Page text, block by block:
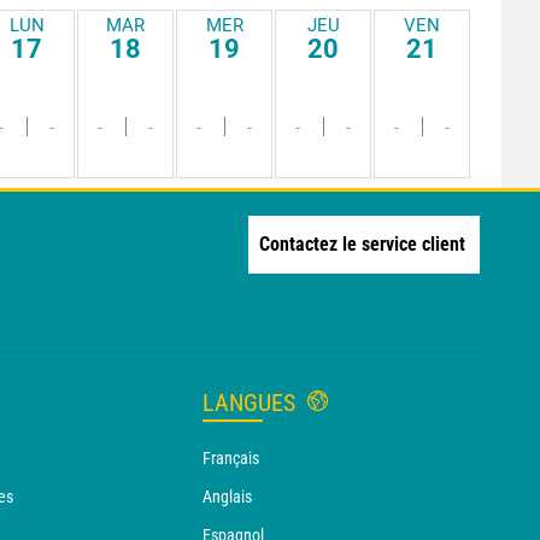
LUN
17
-
MAR
18
- -
MER
19
- -
JEU
20
- -
VEN
21
- -
Contactez le service client
LANGUES
Français
Anglais
Espagnol